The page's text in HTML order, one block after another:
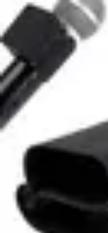
Mariage et Union
Musique et Animation
Culturelles
Cérémonie
Mariage et Union